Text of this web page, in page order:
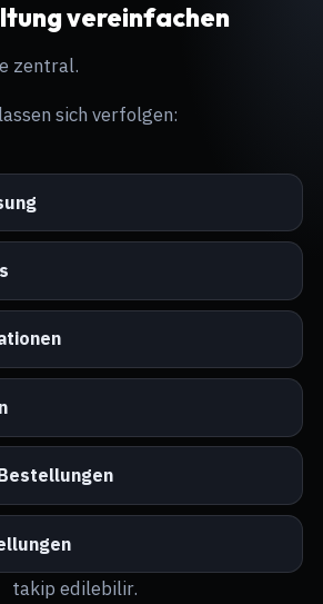
vereinfachen
zentral.
sich verfolgen:
takip edilebilir.